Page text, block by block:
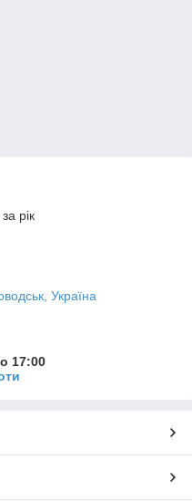
рік
Україна
17:00